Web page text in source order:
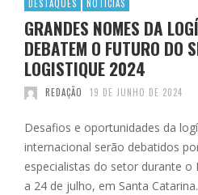
DESTAQUES NOTÍCIAS
GRANDES NOMES DA
DEBATEM O FUTURO DO
LOGISTIQUE 2024
REDAÇÃO 19 DE JUNHO DE 2024
Desafios e oportunidades da
internacional serão debatidos
especialistas do setor durante o
a 24 de julho, em Santa